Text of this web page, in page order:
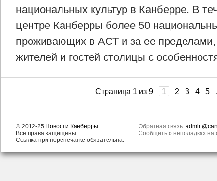
национальных культур в Канберре. В
центре Канберры более 50
проживающих в АСТ и за ее пределами,
жителей и гостей столицы с
Страница 1 из 9 1 2 3 4 5
© 2012-25 Новости Канберры.
Все права защищены.
Ссылка при перепечатке обязательна.
Обратная связь:
Сообщить о неполадках на